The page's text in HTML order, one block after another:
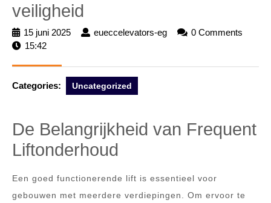
veiligheid
15 juni 2025
15
eueccelevators-eg
eueccelevators-
0 Comments
15:42
Categories: Uncategorized
De Belangrijkheid van Frequent
Liftonderhoud
Een goed functionerende lift is essentieel voor
gebouwen met meerdere verdiepingen. Om ervoor te